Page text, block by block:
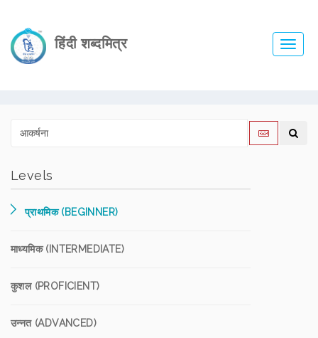
हिंदी शब्दमित्र
Levels
प्राथमिक (BEGINNER)
माध्यमिक (INTERMEDIATE)
कुशल (PROFICIENT)
उन्नत (ADVANCED)